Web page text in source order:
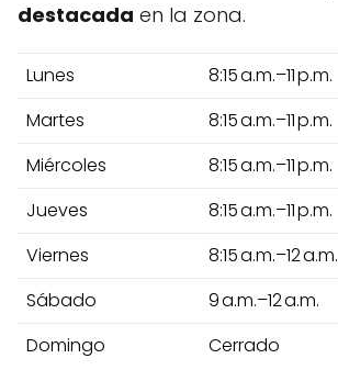
destacada en la zona.
Lunes
8:15 a.m.–11 p.m.
Martes
8:15 a.m.–11 p.m.
Miércoles
8:15 a.m.–11 p.m.
Jueves
8:15 a.m.–11 p.m.
Viernes
8:15 a.m.–12 a.m.
Sábado
9 a.m.–12 a.m.
Domingo
Cerrado